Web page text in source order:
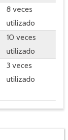
8 veces
utilizado
10 veces
utilizado
3 veces
utilizado